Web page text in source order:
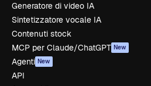
Generatore di video IA
Sintetizzatore vocale IA
Contenuti stock
MCP per Claude/ChatGPT New
Agenti New
API